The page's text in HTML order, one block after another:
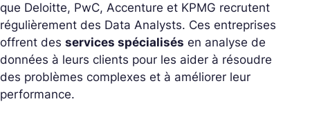
que Deloitte, PwC, Accenture et KPMG recrutent
régulièrement des Data Analysts. Ces entreprises
offrent des services spécialisés en analyse de
données à leurs clients pour les aider à résoudre
des problèmes complexes et à améliorer leur
performance.